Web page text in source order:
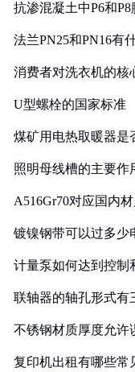
抗渗混凝土中P6和
法兰PN25和PN16有
消费者对洗衣机的核
U型螺栓的国家标准
煤矿用电热取暖器是
照明母线槽的主要作
A516Gr70对应国内
镀镍钢带可以过多少
计量泵如何达到控制
联轴器的轴孔形式有
不锈钢材质厚度允许
复印机出租有哪些常